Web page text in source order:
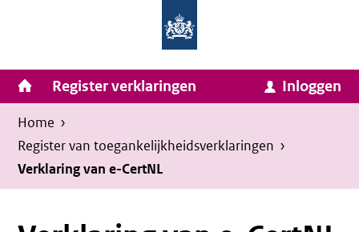
inhoud
van
Zaken
Koninkrijksrelaties
Homepage
van
Invulassistent
Toegankelijkheidsverklaring
Toegankelijkheidsverklaring
Hoofdnavigatie
Register verklaringen Inloggen
Kruimelpad
U
bevindt
zich
hier:
Home ›
Register van toegankelijkheids­verklaringen ›
Verklaring van e-CertNL